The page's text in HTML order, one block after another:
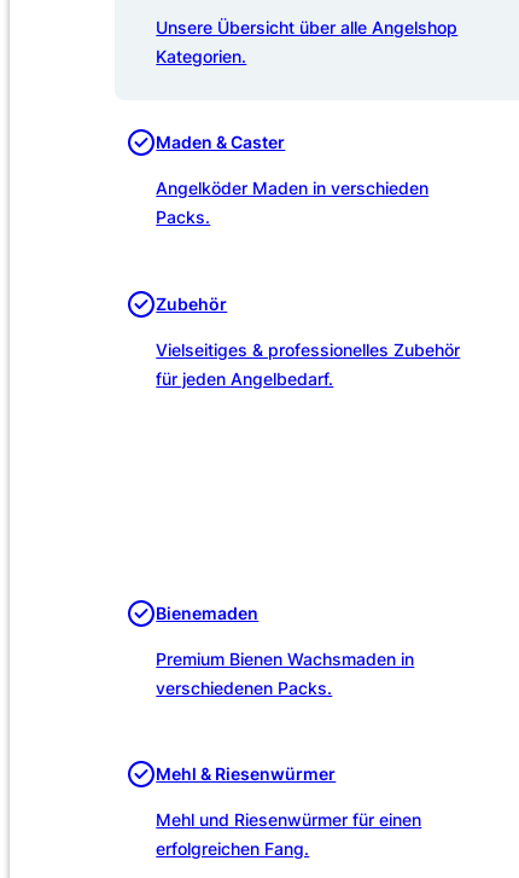
Unsere Übersicht über alle Angelshop
Kategorien.
Maden & Caster
Angelköder Maden in verschieden
Packs.
Zubehör
Vielseitiges & professionelles Zubehör
für jeden Angelbedarf.
Bienemaden
Premium Bienen Wachsmaden in
verschiedenen Packs.
Mehl & Riesenwürmer
Mehl und Riesenwürmer für einen
erfolgreichen Fang.